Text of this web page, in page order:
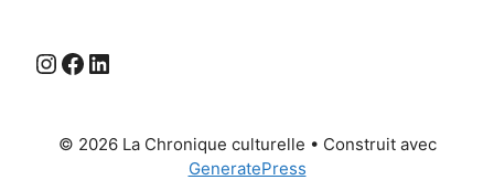
Instagram
Facebook
LinkedIn
© 2026 La Chronique culturelle • Construit avec
GeneratePress